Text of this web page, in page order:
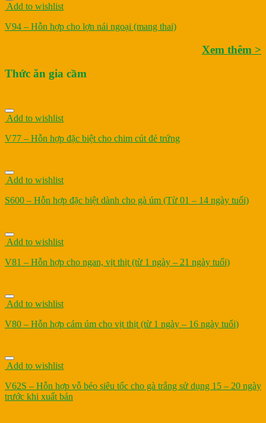
Add to wishlist
V94 – Hỗn hợp cho lợn nái ngoại (mang thai)
Xem thêm >
Thức ăn gia cầm
Add to wishlist
V77 – Hỗn hợp đặc biệt cho chim cút đẻ trứng
Add to wishlist
S600 – Hỗn hợp đặc biệt dành cho gà úm (Từ 01 – 14 ngày tuổi)
Add to wishlist
V81 – Hỗn hợp cho ngan, vịt thịt (từ 1 ngày – 21 ngày tuổi)
Add to wishlist
V80 – Hỗn hợp cám úm cho vịt thịt (từ 1 ngày – 16 ngày tuổi)
Add to wishlist
V62S – Hỗn hợp vỗ béo siêu tốc cho gà trắng sử dụng 15 – 20 ngày
trước khi xuất bán